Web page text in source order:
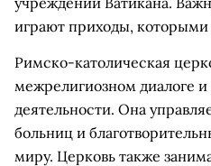
играют приходы,
Римско-католическая
межрелигиозном диалоге
деятельности. Она
больниц и
миру. Церковь также